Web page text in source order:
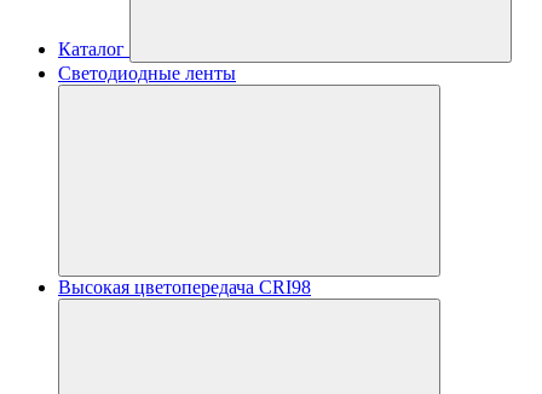
Каталог
Светодиодные ленты
Высокая цветопередача CRI98